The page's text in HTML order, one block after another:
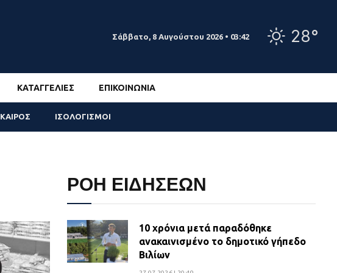
Σάββατο, 8 Αυγούστου 2026 • 03:42 28°
ΚΑΤΑΓΓΕΛΊΕΣ ΕΠΙΚΟΙΝΩΝΊΑ
ΚΑΙΡΟΣ ΙΣΟΛΟΓΙΣΜΟΙ
ΡΟΗ ΕΙΔΗΣΕΩΝ
10 χρόνια μετά παραδόθηκε
ανακαινισμένο το δημοτικό γήπεδο
Βιλίων